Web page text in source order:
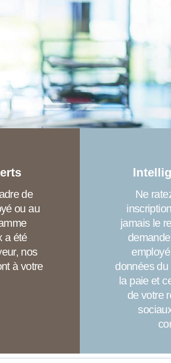
de
ou au
a été
nos
à votre
Ne
jamais le
données
la paie et
de votre